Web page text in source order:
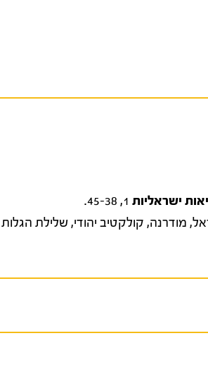
ישראליות
, מודרנה, קולקטיב יהודי,שלילת הגלות